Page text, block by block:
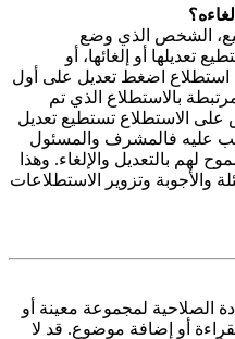
الشخص الذي وضع
تعديلها أو إلغائها، أو
استطلاع اضغط تعديل على أول
بالاستطلاع الذي تم
الاستطلاع تستطيع تعديل
عليه فالمشرف والمسئول
لهم بالتعديل والإلغاء. وهذا
والأجوبة وتزوير الاستطلاعات
الصلاحية لمجموعة معينة أو
أو إضافة موضوع. قد لا